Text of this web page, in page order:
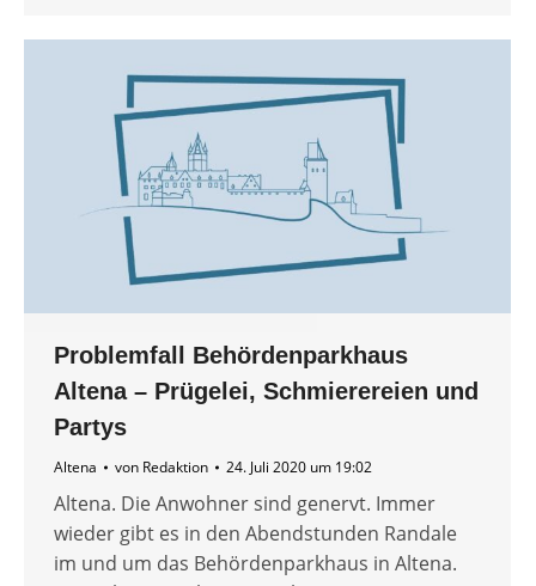
Problemfall Behördenparkhaus
Altena – Prügelei, Schmierereien und
Partys
Altena von Redaktion 24. Juli 2020 um 19:02
Altena. Die Anwohner sind genervt. Immer
wieder gibt es in den Abendstunden Randale
im und um das Behördenparkhaus in Altena.